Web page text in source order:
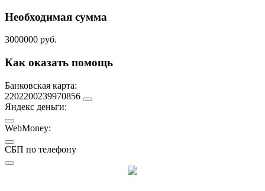
Необходимая сумма
3000000 руб.
Как оказать помощь
Банковская карта:
2202200239970856
Яндекс деньги:
WebMoney:
СБП по телефону